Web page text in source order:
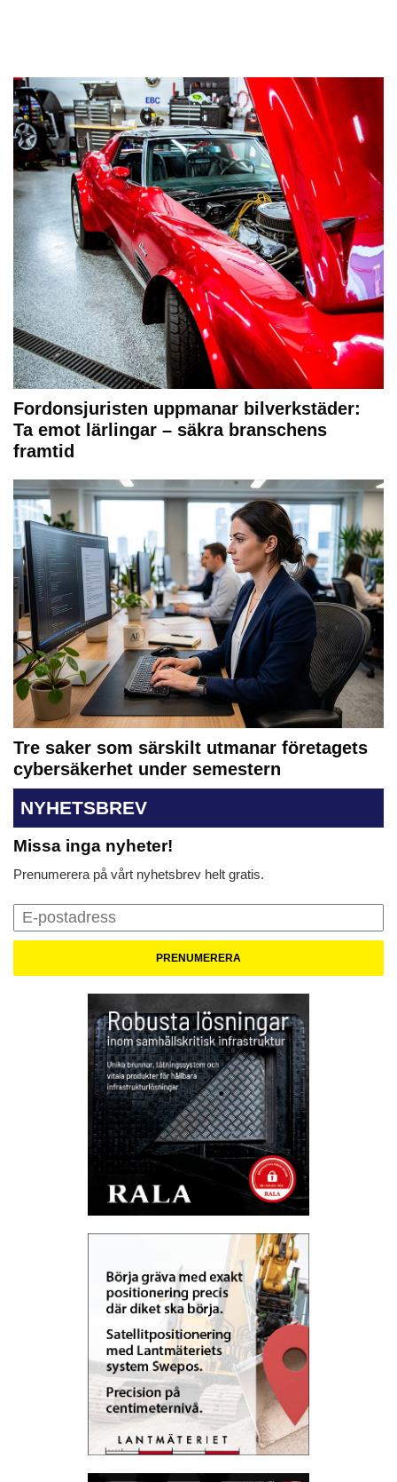
Fordonsjuristen uppmanar bilverkstäder:
Ta emot lärlingar – säkra branschens
framtid
Tre saker som särskilt utmanar företagets
cybersäkerhet under semestern
NYHETSBREV
Missa inga nyheter!
Prenumerera på vårt nyhetsbrev helt gratis.